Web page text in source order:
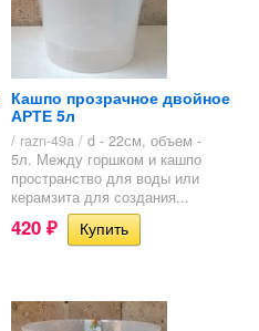
Кашпо прозрачное двойное
АРТЕ 5л
/ razn-49a / d - 22см, объем -
5л. Между горшком и кашпо
пространство для воды или
керамзита для создания...
420 ₽